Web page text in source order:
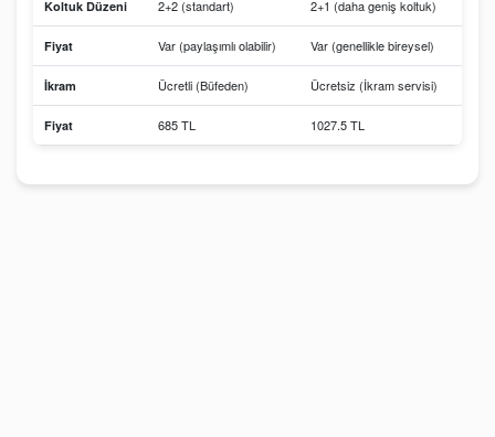
Koltuk Düzeni 2+2 (standart) 2+1 (daha geniş koltuk)
Fiyat Var (paylaşımlı olabilir) Var (genellikle bireysel)
İkram Ücretli (Büfeden) Ücretsiz (İkram servisi)
Fiyat 685 TL 1027.5 TL